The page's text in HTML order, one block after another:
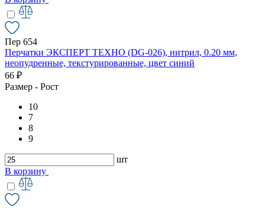
Пер 654
Перчатки ЭКСПЕРТ ТЕХНО (DG-026), нитрил, 0.20 мм,
неопудренные, текстурированные, цвет синий
66 ₽
Размер - Рост
10
7
8
9
шт
В корзину